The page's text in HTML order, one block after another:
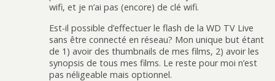
wifi, et je n’ai pas (encore) de clé wifi.
Est-il possible d’effectuer le flash de la WD TV Live
sans être connecté en réseau? Mon unique but étant
de 1) avoir des thumbnails de mes films, 2) avoir les
synopsis de tous mes films. Le reste pour moi n’est
pas néligeable mais optionnel.